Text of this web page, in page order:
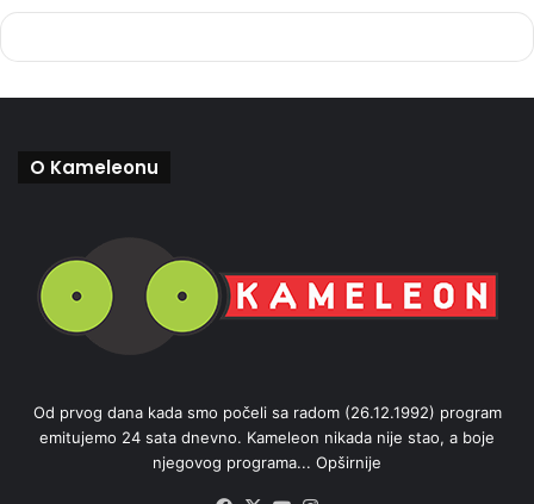
O Kameleonu
Od prvog dana kada smo počeli sa radom (26.12.1992) program
emitujemo 24 sata dnevno. Kameleon nikada nije stao, a boje
njegovog programa... Opširnije